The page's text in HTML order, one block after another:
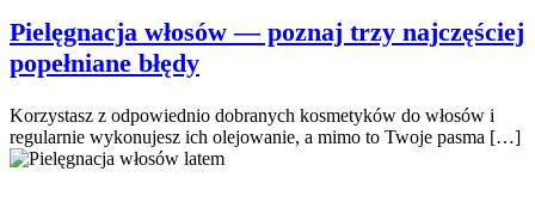
Pielęgnacja włosów — poznaj trzy najczęściej
popełniane błędy
Korzystasz z odpowiednio dobranych kosmetyków do włosów i
regularnie wykonujesz ich olejowanie, a mimo to Twoje pasma […]